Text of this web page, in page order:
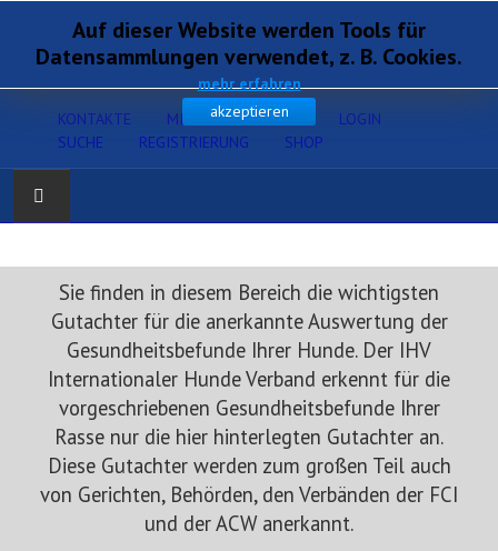
KONTAKTE MITGLIEDERSERVICE
LOGIN
SUCHE
REGISTRIERUNG SHOP
Verband
Gesundheit
Zucht
Ausbildung
Sie finden in diesem Bereich die wichtigsten
Gutachter für die anerkannte Auswertung der
Gesundheitsbefunde Ihrer Hunde. Der IHV
Internationaler Hunde Verband erkennt für die
vorgeschriebenen Gesundheitsbefunde Ihrer
Rasse nur die hier hinterlegten Gutachter an.
Diese Gutachter werden zum großen Teil auch
von Gerichten, Behörden, den Verbänden der FCI
und der ACW anerkannt.
Auf dieser Website werden Tools für
Datensammlungen verwendet, z. B. Cookies.
mehr erfahren
akzeptieren